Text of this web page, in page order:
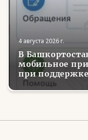
4 августа 2026 г.
В
мобильное
при
СВО